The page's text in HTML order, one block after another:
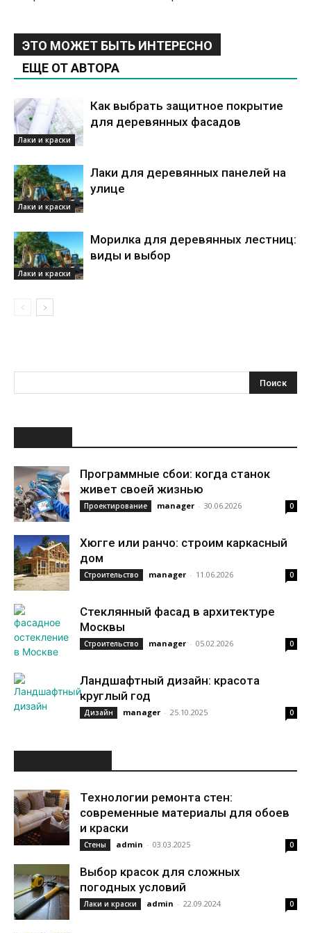
ЭТО МОЖЕТ БЫТЬ ИНТЕРЕСНО
ЕЩЕ ОТ АВТОРА
Лаки и краски
Как выбрать защитное покрытие
для деревянных фасадов
Лаки и краски
Лаки для деревянных панелей на
улице
Лаки и краски
Морилка для деревянных лестниц:
виды и выбор
Программные сбои: когда станок
живет своей жизнью
Проектирование manager - 30.06.2026 0
Хюгге или ранчо: строим каркасный
дом
Строительство manager - 11.06.2026 0
Стеклянный фасад в архитектуре
Москвы
Строительство manager - 05.02.2026 0
Ландшафтный дизайн: красота
круглый год
Дизайн manager - 25.10.2025 0
Технологии ремонта стен:
современные материалы для обоев
и краски
Стены admin - 03.03.2025 0
Выбор красок для сложных
погодных условий
Лаки и краски admin - 22.09.2024 0